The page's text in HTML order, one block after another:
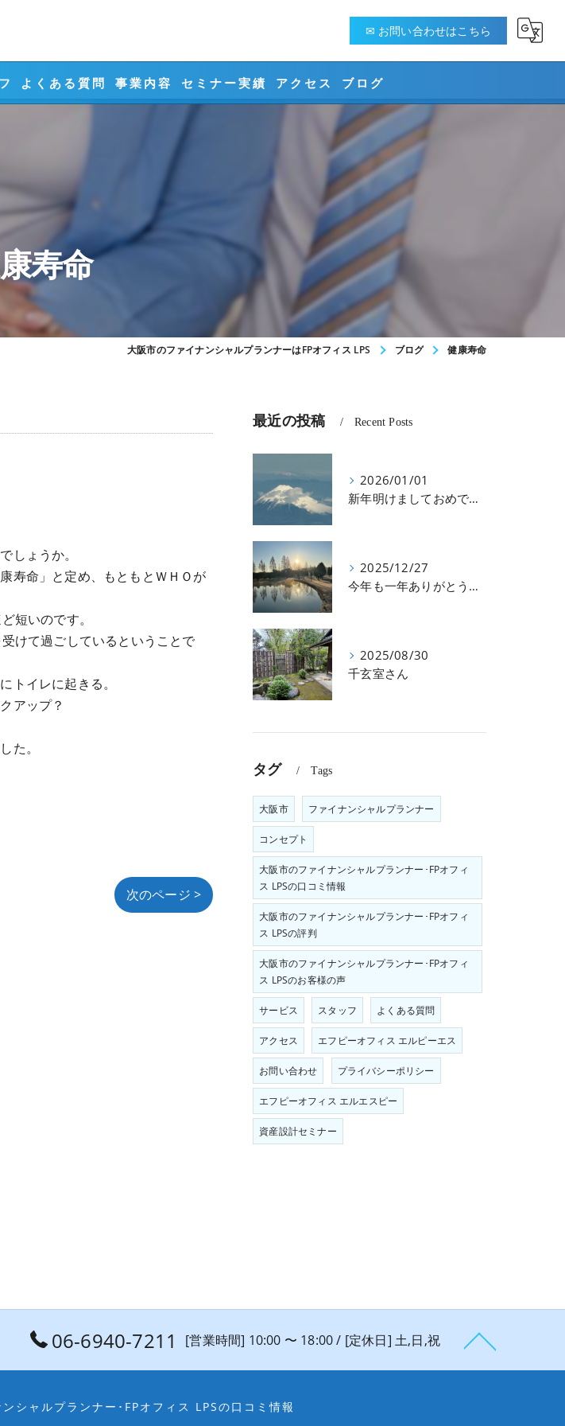
✉ お問い合わせはこちら
よくある質問 事業内容
ライフプランニング
資産設計
セミナー実績 アクセス ブログ
寿命
大阪市のファイナンシャルプランナーはFPオフィス LPS ブログ 健康寿命
しょうか。
寿命」と定め、もともとＷＨＯが
短いのです。
けて過ごしているということで
トイレに起きる。
アップ？
た。
次のページ >
最近の投稿 Recent Posts
2026/01/01
新年明けましておめでとうございます
2025/12/27
今年も一年ありがとうございました
2025/08/30
千玄室さん
タグ Tags
大阪市 ファイナンシャルプランナー
コンセプト
大阪市のファイナンシャルプランナー･FPオフィ
ス LPSの口コミ情報
大阪市のファイナンシャルプランナー･FPオフィ
ス LPSの評判
大阪市のファイナンシャルプランナー･FPオフィ
ス LPSのお客様の声
サービス スタッフ よくある質問
アクセス エフピーオフィス エルピーエス
お問い合わせ プライバシーポリシー
エフピーオフィス エルエスピー
資産設計セミナー
06-6940-7211 [営業時間] 10:00 〜 18:00 / [定休日] 土,日,祝
シャルプランナー･FPオフィス LPSの口コミ情報